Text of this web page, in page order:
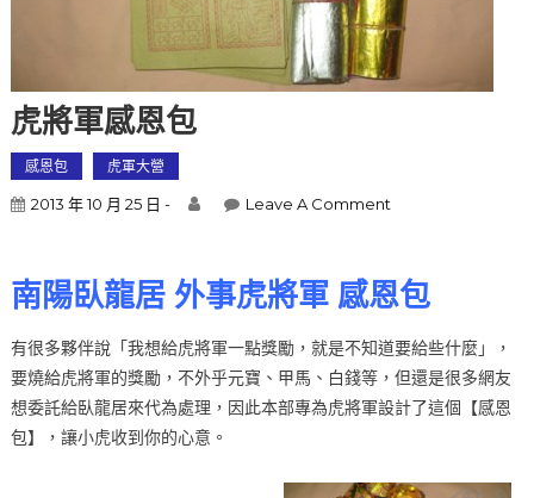
虎將軍感恩包
感恩包 虎軍大營
2013 年 10 月 25 日 - Leave A Comment
南陽臥龍居 外事虎將軍 感恩包
有很多夥伴說「我想給虎將軍一點獎勵，就是不知道要給些什麼」，
要燒給虎將軍的獎勵，不外乎元寶、甲馬、白錢等，但還是很多網友
想委託給臥龍居來代為處理，因此本部專為虎將軍設計了這個【感恩
包】，讓小虎收到你的心意。